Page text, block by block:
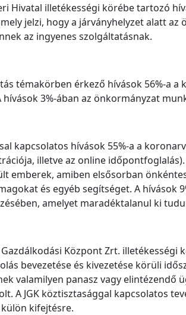
Hivatal illetékességi körébe tartozó
jelzi, hogy a járványhelyzet alatt
az ingyenes szolgáltatásnak.
témakörben érkező hívások 56%-a
hívások 3%-ában az önkormányzat
kapcsolatos hívások 55%-a a
illetve az online
emberek, amiben elsősorban
és egyéb segítséget. A hívások
amelyet maradéktalanul ki
Gazdálkodási Központ Zrt.
bevezetése és kivezetése körüli
valamilyen panasz vagy elintézendő
A JGK köztisztasággal kapcsolatos
kifejtésre.